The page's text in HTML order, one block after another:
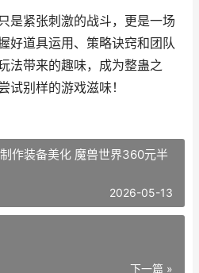
是紧张刺激的战斗，更是一场
好道具运用、策略诀窍和团队
法带来的趣味，成为整蛊之
试别样的游戏滋味！
作装备美化 魔兽世界360元半
2026-05-13
下一篇 »